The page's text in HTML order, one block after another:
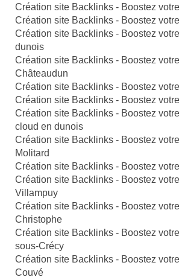
Création site Backlinks - Boostez
Création site Backlinks - Boostez
Création site Backlinks - Boostez
dunois
Création site Backlinks - Boostez
Châteaudun
Création site Backlinks - Boostez
Création site Backlinks - Boostez
Création site Backlinks - Boostez
cloud en dunois
Création site Backlinks - Boostez
Molitard
Création site Backlinks - Boostez
Création site Backlinks - Boostez
Villampuy
Création site Backlinks - Boostez
Christophe
Création site Backlinks - Boostez
sous-Crécy
Création site Backlinks - Boostez
Couvé